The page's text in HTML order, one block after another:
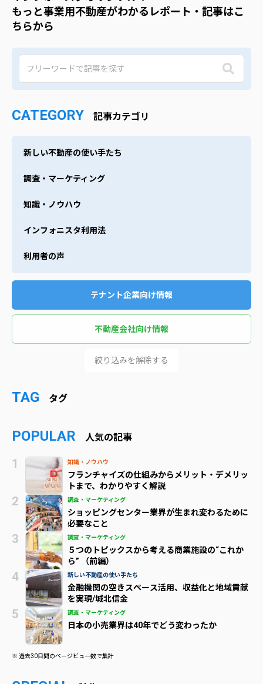
もっと事業用不動産がわかるレポート・記事はこ
ちらから
CATEGORY 記事カテゴリ
新しい不動産の使い手たち
調査・マーケティング
知識・ノウハウ
インフォニスタ利用法
利用者の声
テナント企業向け情報
不動産会社向け情報
絞り込みを解除する
TAG タグ
POPULAR 人気の記事
知識・ノウハウ
フランチャイズの仕組みからメリット・デメリッ
トまで、わかりやすく解説
調査・マーケティング
ショッピングセンター業界が生まれ変わるために
必要なこと
調査・マーケティング
５つのトピックスから考える商業施設の“これか
ら” （前編）
新しい不動産の使い手たち
金融機関の空きスペース活用、収益化と地域貢献
を実現/城北信金
調査・マーケティング
日本の小売業界は40年でどう変わったか
※ 過去30日間のページビュー数で集計